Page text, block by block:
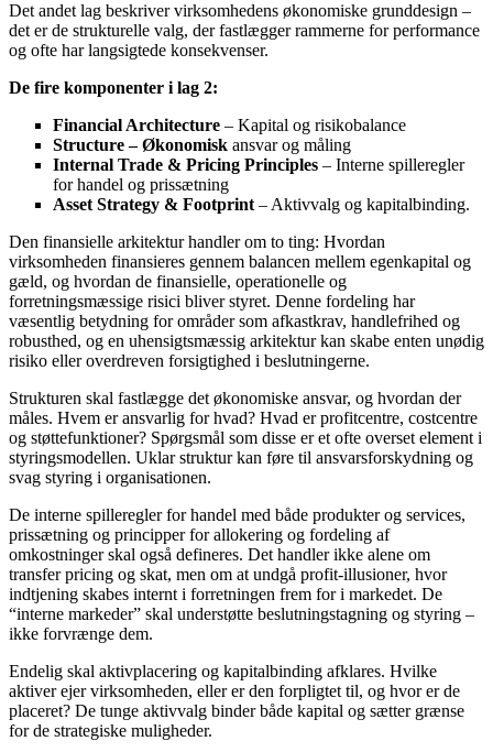
Det andet lag beskriver virksomhedens økonomiske grunddesign –
det er de strukturelle valg, der fastlægger rammerne for performance
og ofte har langsigtede konsekvenser.
De fire komponenter i lag 2:
Financial Architecture – Kapital og risikobalance
Structure – Økonomisk ansvar og måling
Internal Trade & Pricing Principles – Interne spilleregler
for handel og prissætning
Asset Strategy & Footprint – Aktivvalg og kapitalbinding.
Den finansielle arkitektur handler om to ting: Hvordan
virksomheden finansieres gennem balancen mellem egenkapital og
gæld, og hvordan de finansielle, operationelle og
forretningsmæssige risici bliver styret. Denne fordeling har
væsentlig betydning for områder som afkastkrav, handlefrihed og
robusthed, og en uhensigtsmæssig arkitektur kan skabe enten unødig
risiko eller overdreven forsigtighed i beslutningerne.
Strukturen skal fastlægge det økonomiske ansvar, og hvordan der
måles. Hvem er ansvarlig for hvad? Hvad er profitcentre, costcentre
og støttefunktioner? Spørgsmål som disse er et ofte overset element i
styringsmodellen. Uklar struktur kan føre til ansvarsforskydning og
svag styring i organisationen.
De interne spilleregler for handel med både produkter og services,
prissætning og principper for allokering og fordeling af
omkostninger skal også defineres. Det handler ikke alene om
transfer pricing og skat, men om at undgå profit-illusioner, hvor
indtjening skabes internt i forretningen frem for i markedet. De
“interne markeder” skal understøtte beslutningstagning og styring –
ikke forvrænge dem.
Endelig skal aktivplacering og kapitalbinding afklares. Hvilke
aktiver ejer virksomheden, eller er den forpligtet til, og hvor er de
placeret? De tunge aktivvalg binder både kapital og sætter grænse
for de strategiske muligheder.